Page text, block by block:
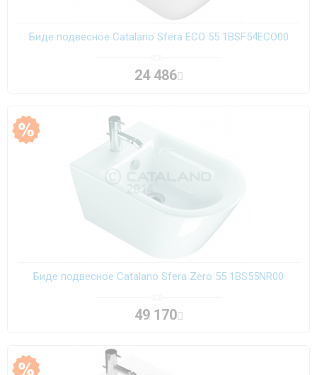
Биде подвесное Catalano Sfera ECO 55 1BSF54ECO00
24 486
Биде подвесное Catalano Sfera Zero 55 1BS55NR00
49 170